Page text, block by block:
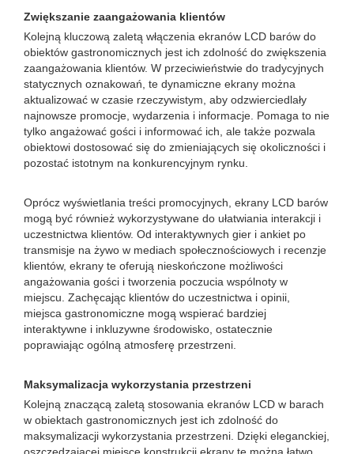
Zwiększanie zaangażowania klientów
Kolejną kluczową zaletą włączenia ekranów LCD barów do
obiektów gastronomicznych jest ich zdolność do zwiększenia
zaangażowania klientów. W przeciwieństwie do tradycyjnych
statycznych oznakowań, te dynamiczne ekrany można
aktualizować w czasie rzeczywistym, aby odzwierciedlały
najnowsze promocje, wydarzenia i informacje. Pomaga to nie
tylko angażować gości i informować ich, ale także pozwala
obiektowi dostosować się do zmieniających się okoliczności i
pozostać istotnym na konkurencyjnym rynku.
Oprócz wyświetlania treści promocyjnych, ekrany LCD barów
mogą być również wykorzystywane do ułatwiania interakcji i
uczestnictwa klientów. Od interaktywnych gier i ankiet po
transmisje na żywo w mediach społecznościowych i recenzje
klientów, ekrany te oferują nieskończone możliwości
angażowania gości i tworzenia poczucia wspólnoty w
miejscu. Zachęcając klientów do uczestnictwa i opinii,
miejsca gastronomiczne mogą wspierać bardziej
interaktywne i inkluzywne środowisko, ostatecznie
poprawiając ogólną atmosferę przestrzeni.
Maksymalizacja wykorzystania przestrzeni
Kolejną znaczącą zaletą stosowania ekranów LCD w barach
w obiektach gastronomicznych jest ich zdolność do
maksymalizacji wykorzystania przestrzeni. Dzięki eleganckiej,